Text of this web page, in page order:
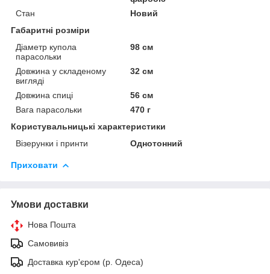
Стан
Новий
Габаритні розміри
Діаметр купола
парасольки
98 см
Довжина у складеному
вигляді
32 см
Довжина спиці
56 см
Вага парасольки
470 г
Користувальницькі характеристики
Візерунки і принти
Однотонний
Приховати
Умови доставки
Нова Пошта
Самовивіз
Доставка кур'єром (р. Одеса)